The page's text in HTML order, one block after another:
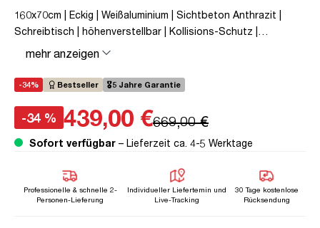
160x70cm | Eckig | Weißaluminium | Sichtbeton Anthrazit |
Schreibtisch | höhenverstellbar | Kollisions-Schutz |
Elektrisch höhenverstellbar | Kindersicherung | Metall | Holz |
Melaminoberfläche | Grau | 5 Jahre Herstellergarantie |
unmontiert | TÜV© mobiles Arbeiten | bis zu 80 kg | Y-Line |
mehr anzeigen
-34% Bestseller 🎖️5 Jahre Garantie
-34 % 439,00 €669,00 €
Sofort verfügbar – Lieferzeit ca. 4-5 Werktage
Professionelle & schnelle 2-
Personen-Lieferung
Individueller Liefertemin und
Live-Tracking
30 Tage kostenlose
Rücksendung